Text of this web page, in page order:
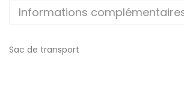
Informations
Sac de transport